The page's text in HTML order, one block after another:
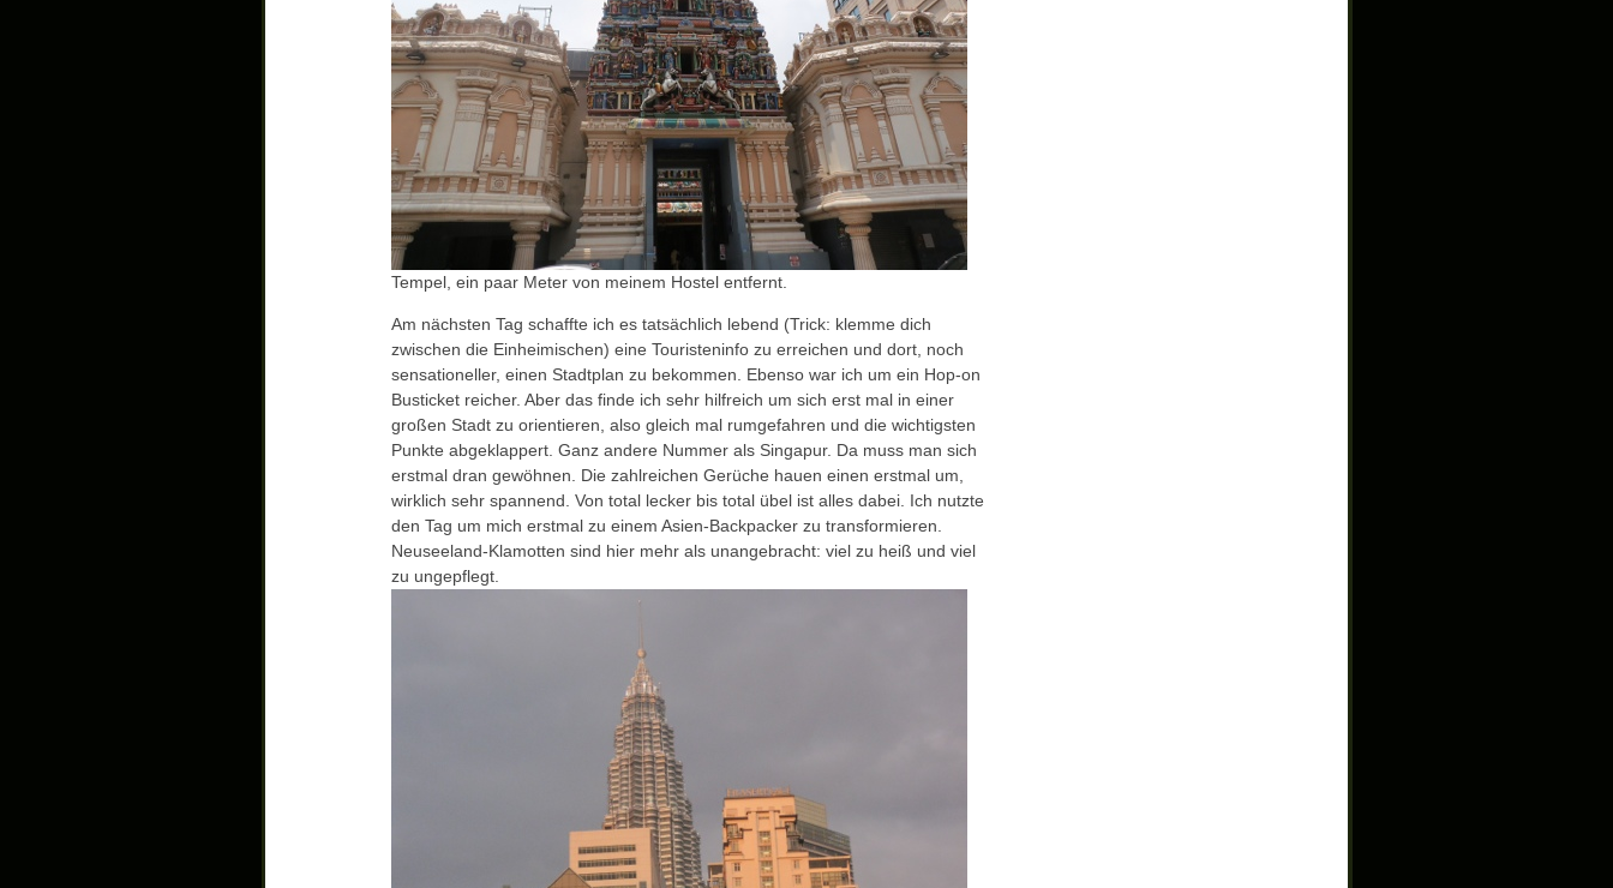
Tempel, ein paar Meter von meinem Hostel entfernt.
Am nächsten Tag schaffte ich es tatsächlich lebend (Trick: klemme dich
zwischen die Einheimischen) eine Touristeninfo zu erreichen und dort, noch
sensationeller, einen Stadtplan zu bekommen. Ebenso war ich um ein Hop-on
Busticket reicher. Aber das finde ich sehr hilfreich um sich erst mal in einer
großen Stadt zu orientieren, also gleich mal rumgefahren und die wichtigsten
Punkte abgeklappert. Ganz andere Nummer als Singapur. Da muss man sich
erstmal dran gewöhnen. Die zahlreichen Gerüche hauen einen erstmal um,
wirklich sehr spannend. Von total lecker bis total übel ist alles dabei. Ich nutzte
den Tag um mich erstmal zu einem Asien-Backpacker zu transformieren.
Neuseeland-Klamotten sind hier mehr als unangebracht: viel zu heiß und viel
zu ungepflegt.